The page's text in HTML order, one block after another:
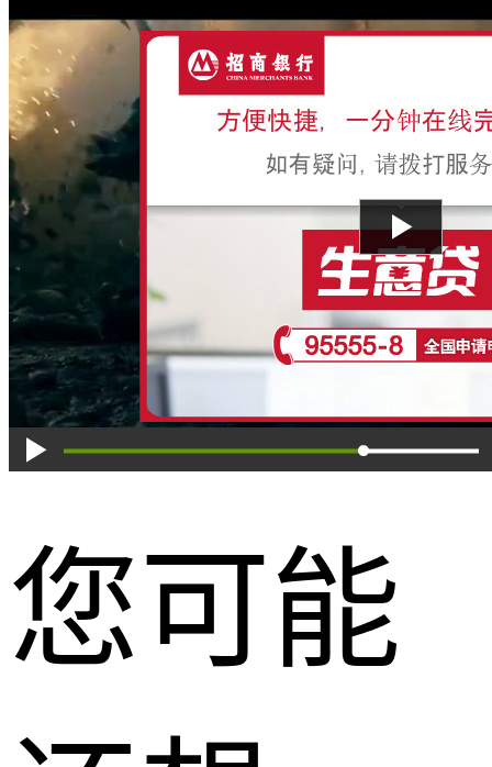
您可能